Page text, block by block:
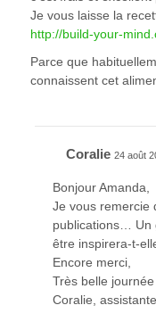
Je vous laisse la
http://build-your-
Parce que
connaissent cet
Coralie 24 août
Bonjour Amanda,
Je vous remercie
publications… Un
être inspirera-t-
Encore merci,
Très belle journée
Coralie,